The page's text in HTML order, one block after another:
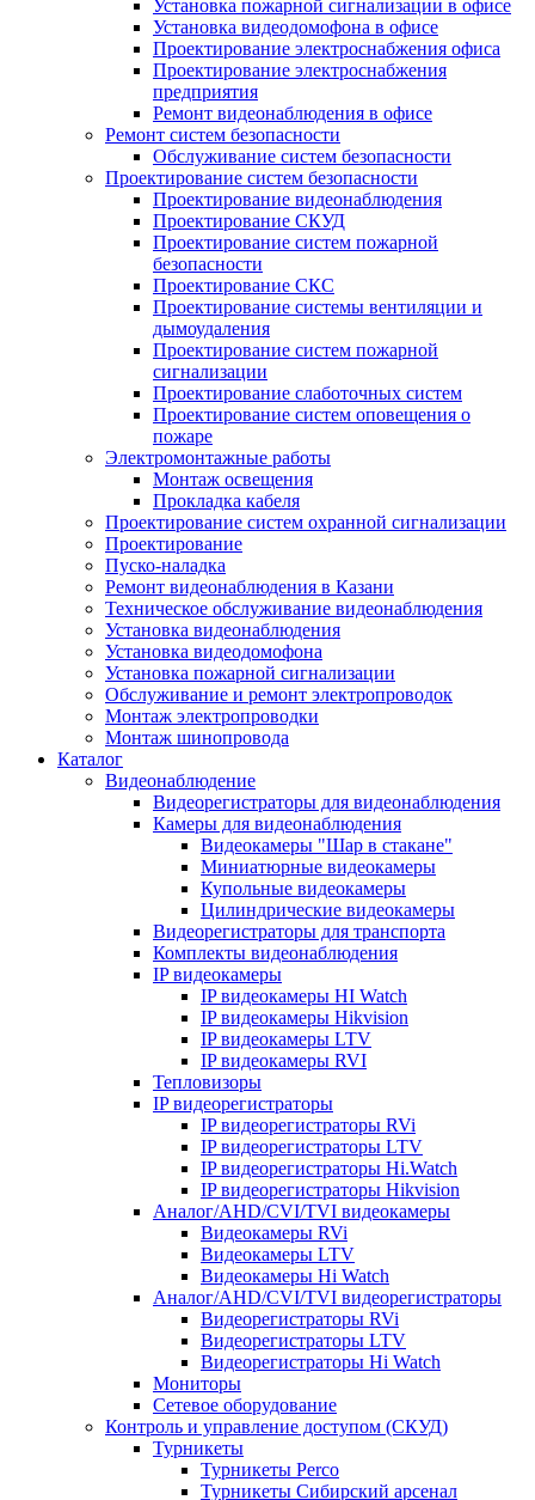
Установка пожарной сигнализации в офисе
Установка видеодомофона в офисе
Проектирование электроснабжения офиса
Проектирование электроснабжения
предприятия
Ремонт видеонаблюдения в офисе
Ремонт систем безопасности
Обслуживание систем безопасности
Проектирование систем безопасности
Проектирование видеонаблюдения
Проектирование СКУД
Проектирование систем пожарной
безопасности
Проектирование СКС
Проектирование системы вентиляции и
дымоудаления
Проектирование систем пожарной
сигнализации
Проектирование слаботочных систем
Проектирование систем оповещения о
пожаре
Электромонтажные работы
Монтаж освещения
Прокладка кабеля
Проектирование систем охранной сигнализации
Проектирование
Пуско-наладка
Ремонт видеонаблюдения в Казани
Техническое обслуживание видеонаблюдения
Установка видеонаблюдения
Установка видеодомофона
Установка пожарной сигнализации
Обслуживание и ремонт электропроводок
Монтаж электропроводки
Монтаж шинопровода
Каталог
Видеонаблюдение
Видеорегистраторы для видеонаблюдения
Камеры для видеонаблюдения
Видеокамеры "Шар в стакане"
Миниатюрные видеокамеры
Купольные видеокамеры
Цилиндрические видеокамеры
Видеорегистраторы для транспорта
Комплекты видеонаблюдения
IP видеокамеры
IP видеокамеры HI Watch
IP видеокамеры Hikvision
IP видеокамеры LTV
IP видеокамеры RVI
Тепловизоры
IP видеорегистраторы
IP видеорегистраторы RVi
IP видеорегистраторы LTV
IP видеорегистраторы Hi.Watch
IP видеорегистраторы Hikvision
Аналог/AHD/CVI/TVI видеокамеры
Видеокамеры RVi
Видеокамеры LTV
Видеокамеры Hi Watch
Аналог/AHD/CVI/TVI видеорегистраторы
Видеорегистраторы RVi
Видеорегистраторы LTV
Видеорегистраторы Hi Watch
Мониторы
Сетевое оборудование
Контроль и управление доступом (СКУД)
Турникеты
Турникеты Perco
Турникеты Сибирский арсенал